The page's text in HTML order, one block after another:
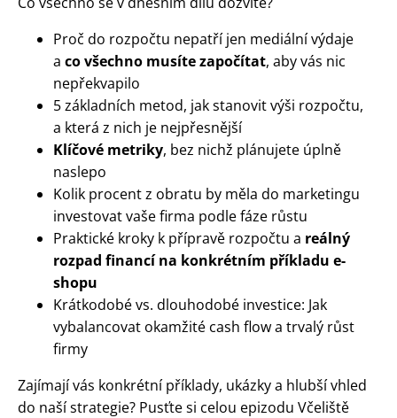
Proč do rozpočtu nepatří jen mediální výdaje
a co všechno musíte započítat, aby vás nic
nepřekvapilo
5 základních metod, jak stanovit výši rozpočtu,
a která z nich je nejpřesnější
Klíčové metriky, bez nichž plánujete úplně
naslepo
Kolik procent z obratu by měla do marketingu
investovat vaše firma podle fáze růstu
Praktické kroky k přípravě rozpočtu a reálný
rozpad financí na konkrétním příkladu e-
shopu
Krátkodobé vs. dlouhodobé investice: Jak
vybalancovat okamžité cash flow a trvalý růst
firmy
Zajímají vás konkrétní příklady, ukázky a hlubší vhled
do naší strategie? Pusťte si celou epizodu Včeliště